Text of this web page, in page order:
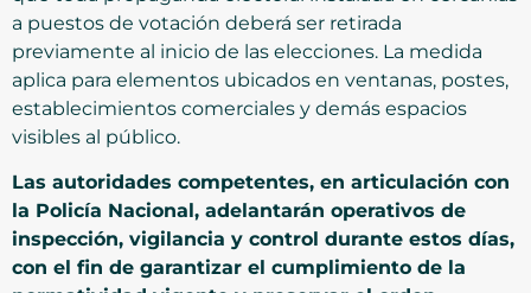
a puestos de votación deberá ser retirada
previamente al inicio de las elecciones. La medida
aplica para elementos ubicados en ventanas, postes,
establecimientos comerciales y demás espacios
visibles al público.
Las autoridades competentes, en articulación con
la Policía Nacional, adelantarán operativos de
inspección, vigilancia y control durante estos días,
con el fin de garantizar el cumplimiento de la